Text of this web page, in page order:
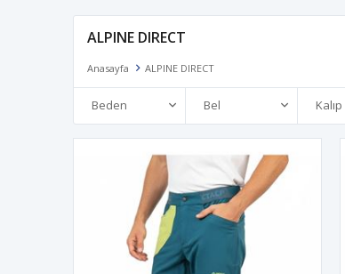
ALPINE DIRECT
Anasayfa ALPINE DIRECT
Beden Bel Kalıp